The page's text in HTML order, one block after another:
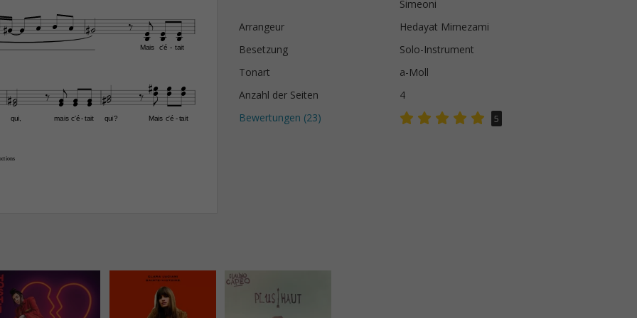
Mais c'é tait
-
qui, mais c'é tait
- qui? Mais c'é tait
-

     
  


 



  
 
 
 

  




 

Simeoni
Arrangeur
Hedayat Mirnezami
Besetzung
Solo-Instrument
Tonart
a-Moll
Anzahl der Seiten
4
Bewertungen (23) 5